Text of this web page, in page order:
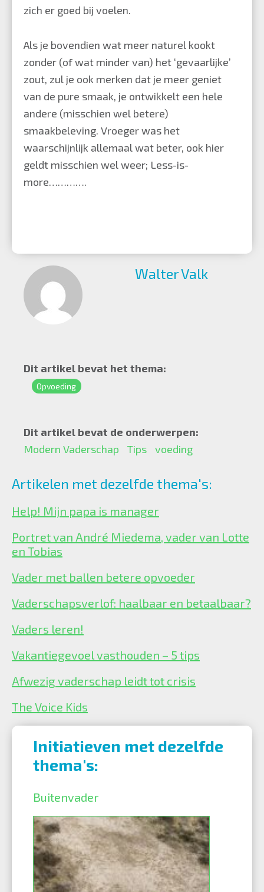
zich er goed bij voelen.
Als je bovendien wat meer naturel kookt
zonder (of wat minder van) het ‘gevaarlijke’
zout, zul je ook merken dat je meer geniet
van de pure smaak, je ontwikkelt een hele
andere (misschien wel betere)
smaakbeleving. Vroeger was het
waarschijnlijk allemaal wat beter, ook hier
geldt misschien wel weer; Less-is-
more………….
Walter Valk
Dit artikel bevat het thema:
Opvoeding
Dit artikel bevat de onderwerpen:
Modern Vaderschap
Tips voeding
Artikelen met dezelfde thema's:
Help! Mijn papa is manager
Portret van André Miedema, vader van Lotte
en Tobias
Vader met ballen betere opvoeder
Vaderschapsverlof: haalbaar en betaalbaar?
Vaders leren!
Vakantiegevoel vasthouden – 5 tips
Afwezig vaderschap leidt tot crisis
The Voice Kids
Initiatieven met dezelfde
thema's:
Buitenvader